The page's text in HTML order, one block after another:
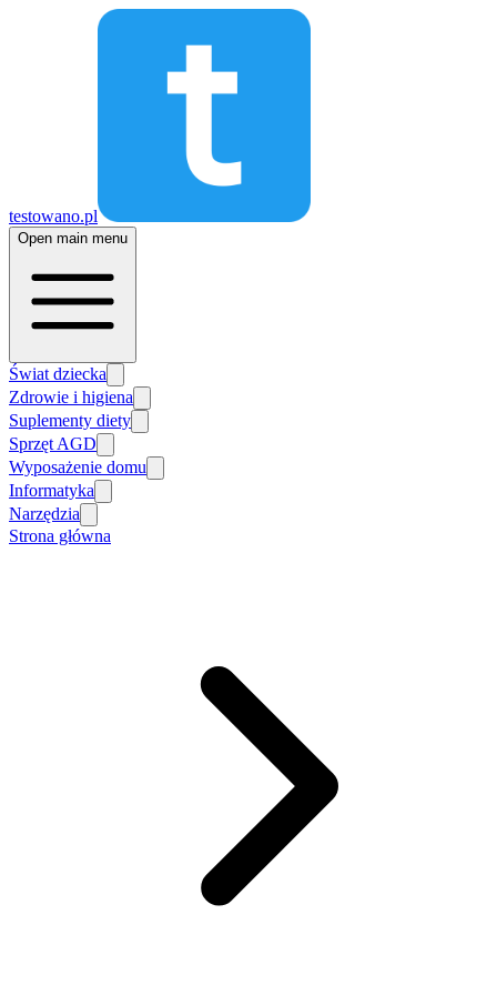
testowano.pl
Open main menu
Świat dziecka
Zdrowie i higiena
Suplementy diety
Sprzęt AGD
Wyposażenie domu
Informatyka
Narzędzia
Strona główna